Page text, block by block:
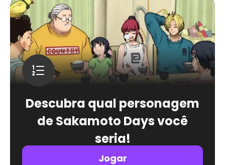
Descubra qual personagem
de Sakamoto Days você
seria!
Jogar